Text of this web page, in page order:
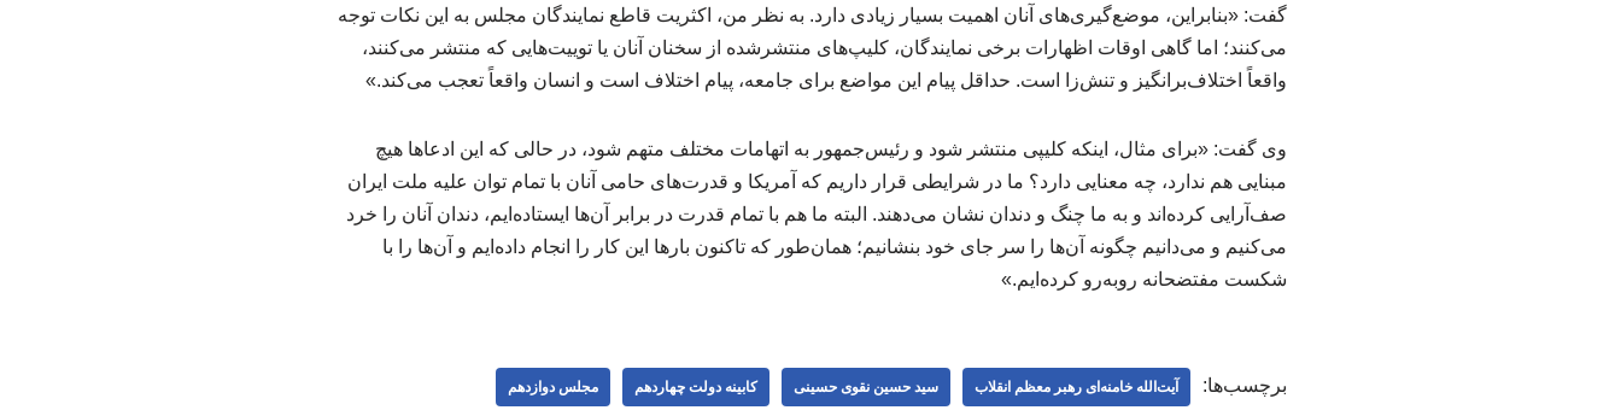
گفت: «بنابراین، موضع‌گیری‌های آنان اهمیت بسیار زیادی دارد. به نظر من، اکثریت قاطع نمایندگان مجلس به این نکات توجه
می‌کنند؛ اما گاهی اوقات اظهارات برخی نمایندگان، کلیپ‌های منتشرشده از سخنان آنان یا توییت‌هایی که منتشر می‌کنند،
واقعاً اختلاف‌برانگیز و تنش‌زا است. حداقل پیام این مواضع برای جامعه، پیام اختلاف است و انسان واقعاً تعجب می‌کند.»
وی گفت: «برای مثال، اینکه کلیپی منتشر شود و رئیس‌جمهور به اتهامات مختلف متهم شود، در حالی که این ادعاها هیچ
مبنایی هم ندارد، چه معنایی دارد؟ ما در شرایطی قرار داریم که آمریکا و قدرت‌های حامی آنان با تمام توان علیه ملت ایران
صف‌آرایی کرده‌اند و به ما چنگ و دندان نشان می‌دهند. البته ما هم با تمام قدرت در برابر آن‌ها ایستاده‌ایم، دندان آنان را خرد
می‌کنیم و می‌دانیم چگونه آن‌ها را سر جای خود بنشانیم؛ همان‌طور که تاکنون بارها این کار را انجام داده‌ایم و آن‌ها را با
شکست مفتضحانه روبه‌رو کرده‌ایم.»
برچسب‌ها: آیت‌الله خامنه‌ای رهبر معظم انقلاب سید حسین نقوی حسینی کابینه دولت چهاردهم مجلس دوازدهم